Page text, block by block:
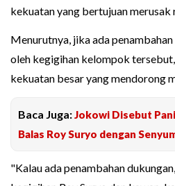
kekuatan yang bertujuan
Menurutnya, jika ada
oleh kegigihan kelompok
kekuatan besar yang mendorong
Baca Juga:Jokowi Disebut
Balas Roy Suryo dengan
"Kalau ada penambahan